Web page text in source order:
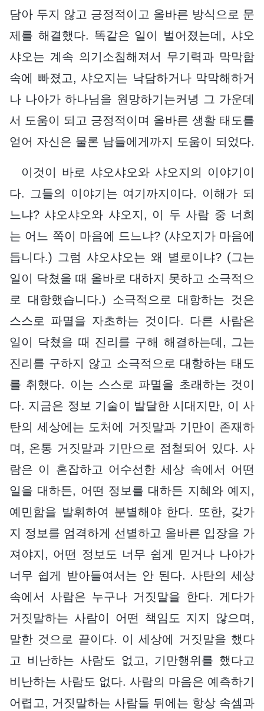
담아 두지 않고 긍정적이고 올바른 방식으로 문
제를 해결했다. 똑같은 일이 벌어졌는데, 샤오
샤오는 계속 의기소침해져서 무기력과 막막함
속에 빠졌고, 샤오지는 낙담하거나 막막해하거
나 나아가 하나님을 원망하기는커녕 그 가운데
서 도움이 되고 긍정적이며 올바른 생활 태도를
얻어 자신은 물론 남들에게까지 도움이 되었다.
이것이 바로 샤오샤오와 샤오지의 이야기이
다. 그들의 이야기는 여기까지이다. 이해가 되
느냐? 샤오샤오와 샤오지, 이 두 사람 중 너희
는 어느 쪽이 마음에 드느냐? (샤오지가 마음에
듭니다.) 그럼 샤오샤오는 왜 별로이냐? (그는
일이 닥쳤을 때 올바로 대하지 못하고 소극적으
로 대항했습니다.) 소극적으로 대항하는 것은
스스로 파멸을 자초하는 것이다. 다른 사람은
일이 닥쳤을 때 진리를 구해 해결하는데, 그는
진리를 구하지 않고 소극적으로 대항하는 태도
를 취했다. 이는 스스로 파멸을 초래하는 것이
다. 지금은 정보 기술이 발달한 시대지만, 이 사
탄의 세상에는 도처에 거짓말과 기만이 존재하
며, 온통 거짓말과 기만으로 점철되어 있다. 사
람은 이 혼잡하고 어수선한 세상 속에서 어떤
일을 대하든, 어떤 정보를 대하든 지혜와 예지,
예민함을 발휘하여 분별해야 한다. 또한, 갖가
지 정보를 엄격하게 선별하고 올바른 입장을 가
져야지, 어떤 정보도 너무 쉽게 믿거나 나아가
너무 쉽게 받아들여서는 안 된다. 사탄의 세상
속에서 사람은 누구나 거짓말을 한다. 게다가
거짓말하는 사람이 어떤 책임도 지지 않으며,
말한 것으로 끝이다. 이 세상에 거짓말을 했다
고 비난하는 사람도 없고, 기만행위를 했다고
비난하는 사람도 없다. 사람의 마음은 예측하기
어렵고, 거짓말하는 사람들 뒤에는 항상 속셈과